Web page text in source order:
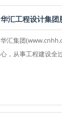
华汇工程设计集团
华汇集团
心，从事工程建设全